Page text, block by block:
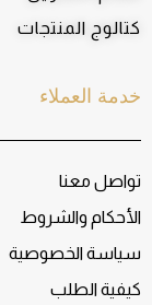
خدمة العملاء
تواصل معنا
الأحكام والشروط
سياسة الخصوصية
كيفية الطلب
كتالوج المنتجات